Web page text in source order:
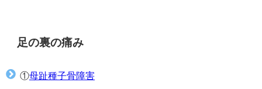
足の裏の痛み
①母趾種子骨障害